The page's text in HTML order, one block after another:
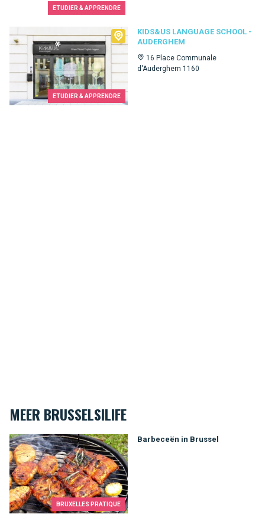
ETUDIER & APPRENDRE
ETUDIER & APPRENDRE
KIDS&US LANGUAGE SCHOOL -
AUDERGHEM
16 Place Communale
d'Auderghem 1160
Kids&Us language school - Auderghem
MEER BRUSSELSILIFE
BRUXELLES PRATIQUE
Barbeceën in Brussel
Barbeceën in Brussel